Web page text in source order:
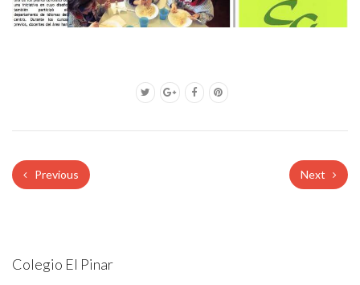
Previous Next
Colegio El Pinar